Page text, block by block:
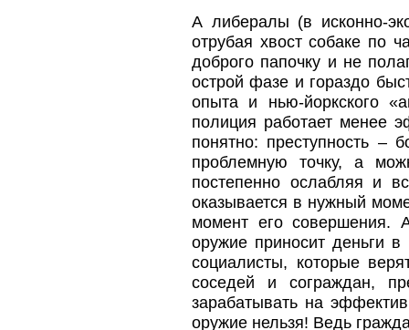
А либералы (в исконно-
отрубая хвост собаке по
доброго папочку и не
острой фазе и гораздо
опыта и нью-йоркского
полиция работает менее
понятно: преступность –
проблемную точку, а
постепенно ослабляя и
оказывается в нужный
момент его совершения.
оружие приносит деньги
социалисты, которые
соседей и сограждан,
зарабатывать на
оружие нельзя! Ведь